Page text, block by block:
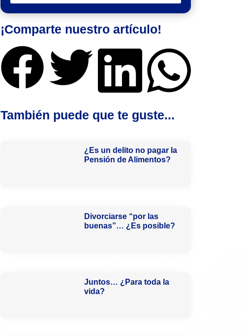
¡Comparte nuestro artículo!
También puede que te guste...
¿Es un delito no pagar la
Pensión de Alimentos?
Divorciarse “por las
buenas”… ¿Es posible?
Juntos… ¿Para toda la
vida?